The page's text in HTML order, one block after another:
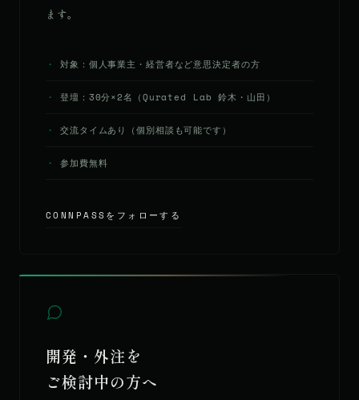
ます。
対象：個人事業主・経営者など意思決定者の方
登壇：30分×2名（Qurated Lab 鈴木・山田）
交流タイムあり（個別相談も可能です）
参加費無料
CONNPASSをフォローする
開発・外注を
ご検討中の方へ